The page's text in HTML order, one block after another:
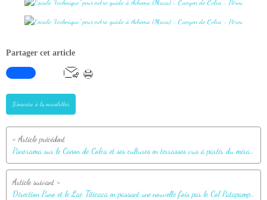
Partager cet article
S'inscrire à la newsletter
Panorama sur le Cañon de Colca et ses cultures en terrasses vus à partir du mirador Antahuilque - Maca - Pérou
Direction Puno et le Lac Titicaca en passant une nouvelle fois par le Col Patapampa (4910 m) sur fond des volcans Ampato, Sabancaya, Hualca Hualca - Pérou